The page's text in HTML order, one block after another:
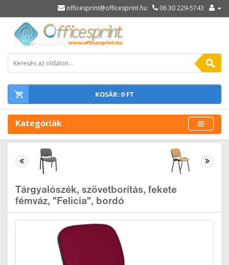
officesprint@officesprint.hu 06 30 229-5743
KOSÁR: 0 FT
Kategóriák
Tárgyalószék, szövetborítás, fekete
fémváz, "Felicia", bordó